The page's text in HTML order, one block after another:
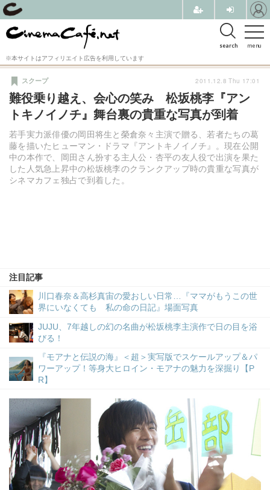
menu
search
※本サイトはアフィリエイト広告を利用しています
難役乗り越え、会心の笑み 松坂桃李『アン
トキノイノチ』舞台裏の貴重な写真が到着
若手実力派俳優の岡田将生と榮倉奈々主演で贈る、若者たちの葛
藤を描いたヒューマン・ドラマ『アントキノイノチ』。現在公開
中の本作で、岡田さん扮する主人公・杏平の友人役で出演を果た
した人気急上昇中の松坂桃李のクランクアップ時の貴重な写真が
シネマカフェ独占で到着した。
スクープ
注目記事
川口春奈＆高杉真宙の愛おしい日常…『ママがもうこの世
界にいなくても 私の命の日記』場面写真
JUJU、7年越しの幻の名曲が松坂桃李主演作で日の目を浴
びる！
『モアナと伝説の海』＜超＞実写版でスケールアップ＆パ
ワーアップ！等身大ヒロイン・モアナの魅力を深掘り【P
R】
2011.12.8 Thu 17:01